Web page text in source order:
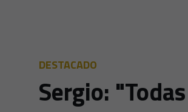
DESTACADO
Sergio: